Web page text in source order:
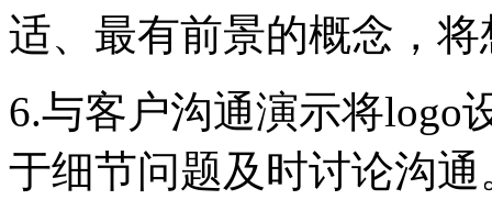
适、最有前景的概念，
6.与客户沟通演示将logo
于细节问题及时讨论沟通